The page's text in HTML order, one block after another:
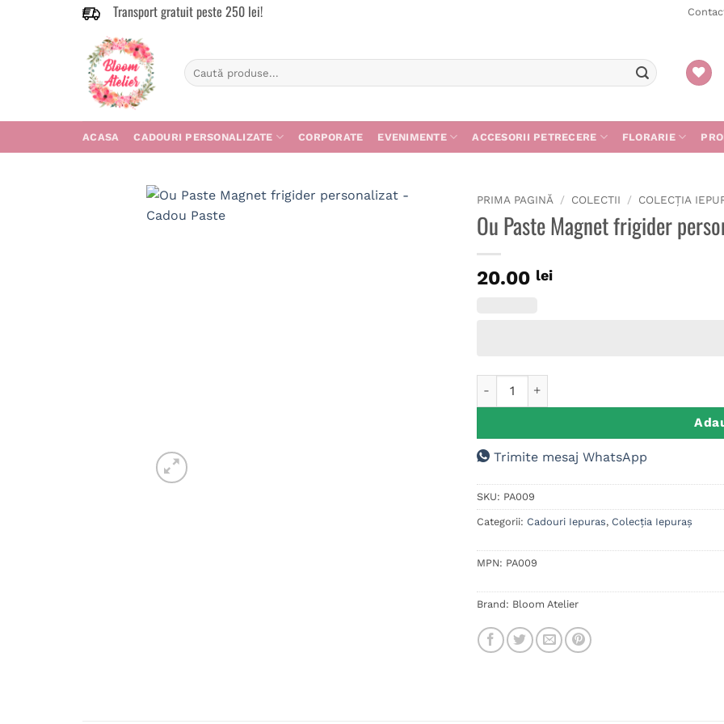
Transport gratuit peste 250 lei!
Caută
după:
ACASA CADOURI PERSONALIZATE CORPORATE EVENIMENTE ACCESORII PETRECERE FLORARIE
PRIMA PAGINĂ / COLECTII / COLECȚIA
Ou Paste Magnet frigider
20.00 lei
Trimite mesaj WhatsApp
SKU: PA009
Categorii: Cadouri Iepuras, Colecția Iepuraș
MPN: PA009
Brand: Bloom Atelier